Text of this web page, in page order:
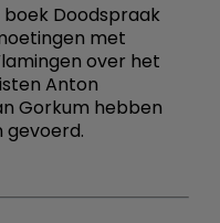
Doodspraak
met
over het
Anton
Gorkum hebben
gevoerd.